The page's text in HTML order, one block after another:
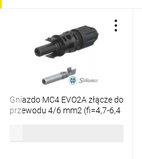
Gniazdo MC4 EVO2A złącze do
przewodu 4/6 mm2 (fi=4,7-6,4